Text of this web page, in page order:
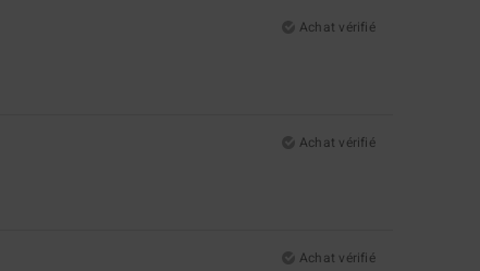
Achat vérifié
Achat vérifié
Achat vérifié